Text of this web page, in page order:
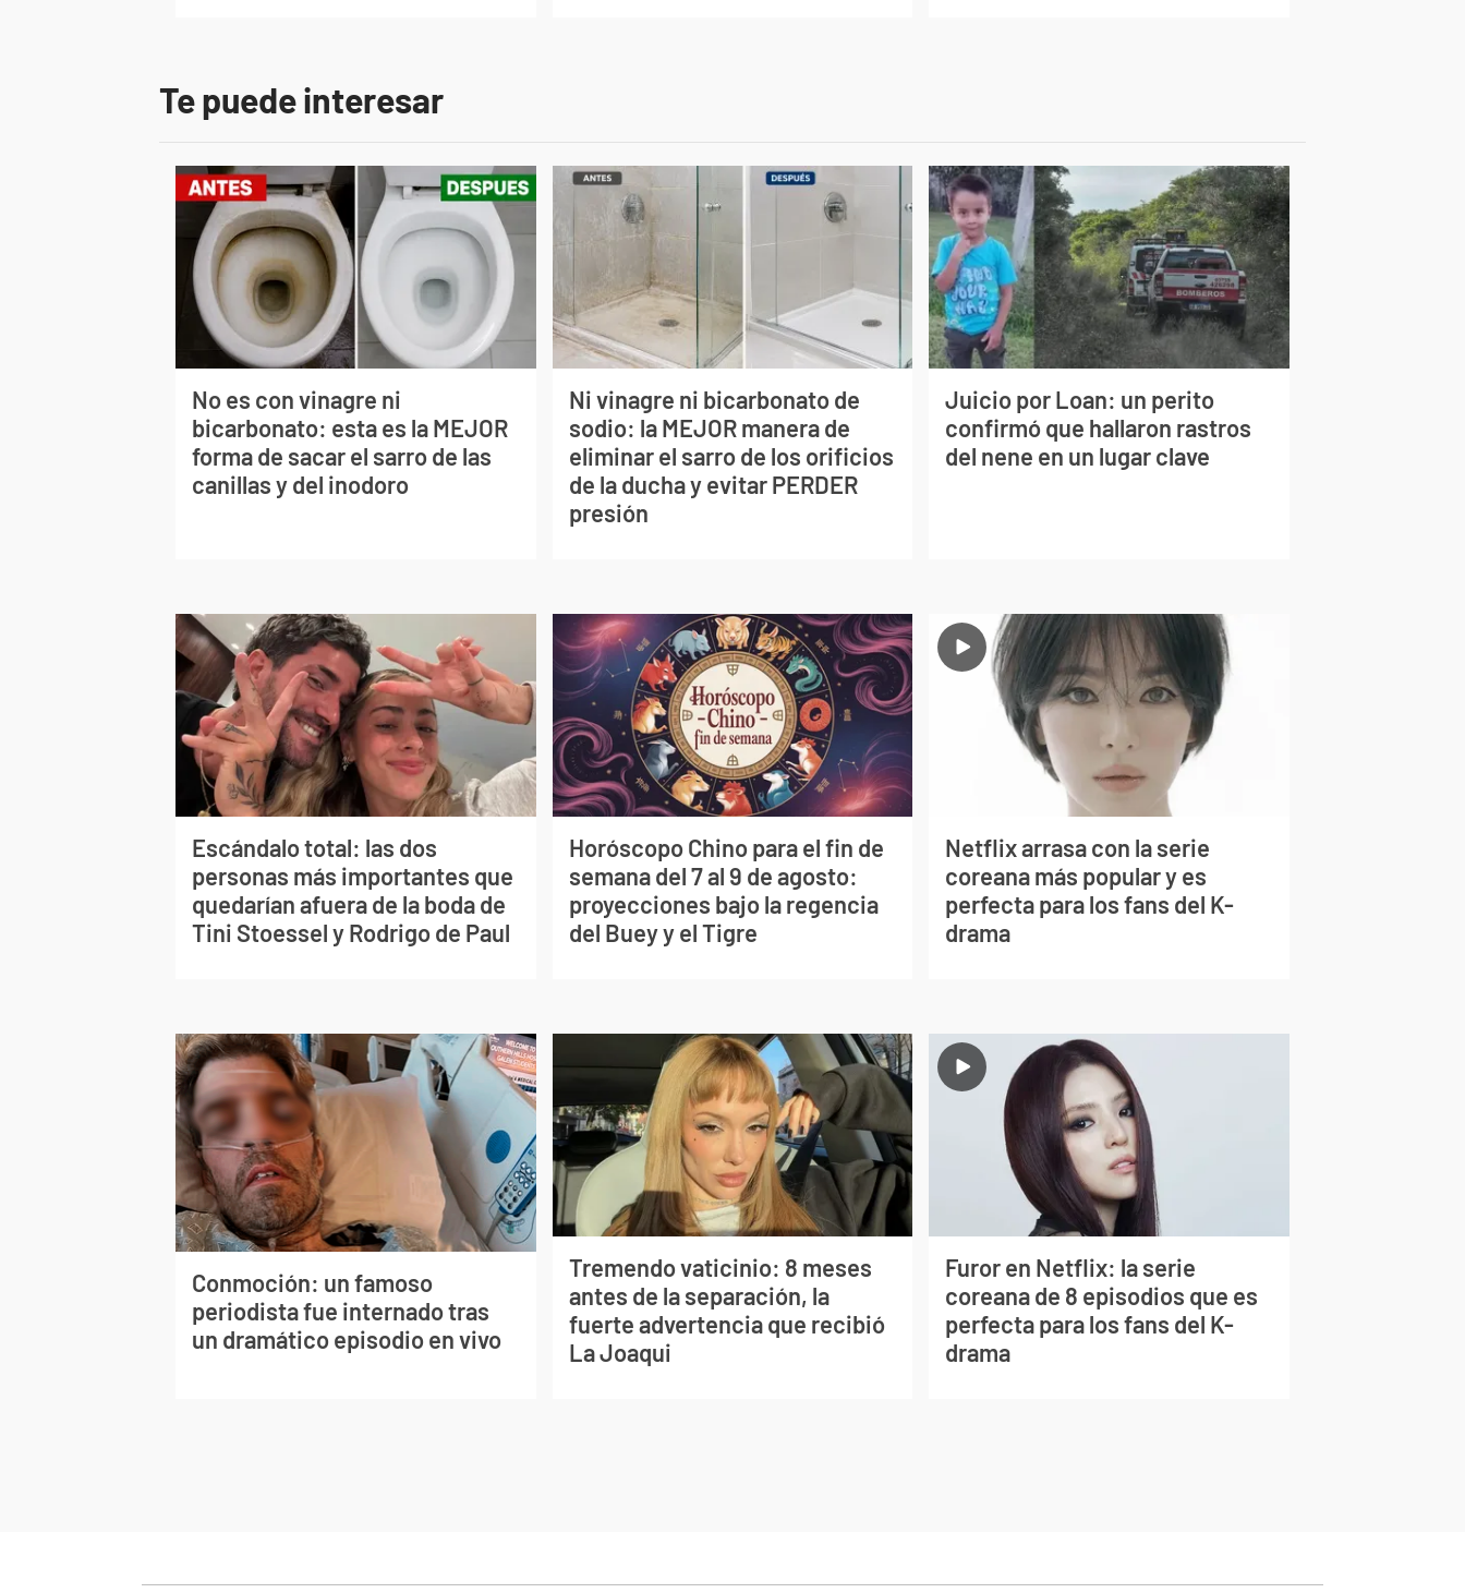
Te puede interesar
No es con vinagre ni
bicarbonato: esta es la MEJOR
forma de sacar el sarro de las
canillas y del inodoro
Ni vinagre ni bicarbonato de
sodio: la MEJOR manera de
eliminar el sarro de los orificios
de la ducha y evitar PERDER
presión
Juicio por Loan: un perito
confirmó que hallaron rastros
del nene en un lugar clave
Escándalo total: las dos
personas más importantes que
quedarían afuera de la boda de
Tini Stoessel y Rodrigo de Paul
Horóscopo Chino para el fin de
semana del 7 al 9 de agosto:
proyecciones bajo la regencia
del Buey y el Tigre
Netflix arrasa con la serie
coreana más popular y es
perfecta para los fans del K-
drama
Conmoción: un famoso
periodista fue internado tras
un dramático episodio en vivo
Tremendo vaticinio: 8 meses
antes de la separación, la
fuerte advertencia que recibió
La Joaqui
Furor en Netflix: la serie
coreana de 8 episodios que es
perfecta para los fans del K-
drama